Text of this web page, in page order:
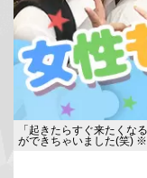
「起きたらすぐ来たくな
ができちゃいました(笑)